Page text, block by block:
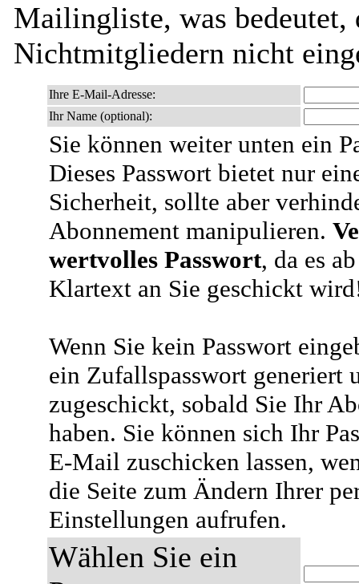
Mailingliste, was bedeutet,
Nichtmitgliedern nicht
Ihre E-Mail-Adresse:
Ihr Name (optional):
Sie können weiter unten ein
Dieses Passwort bietet nur
Sicherheit, sollte aber
Abonnement manipulieren.
wertvolles Passwort, da es
Klartext an Sie geschickt
Wenn Sie kein Passwort
ein Zufallspasswort generiert
zugeschickt, sobald Sie Ihr
haben. Sie können sich Ihr
E-Mail zuschicken lassen,
die Seite zum Ändern Ihrer
Einstellungen aufrufen.
Wählen Sie ein